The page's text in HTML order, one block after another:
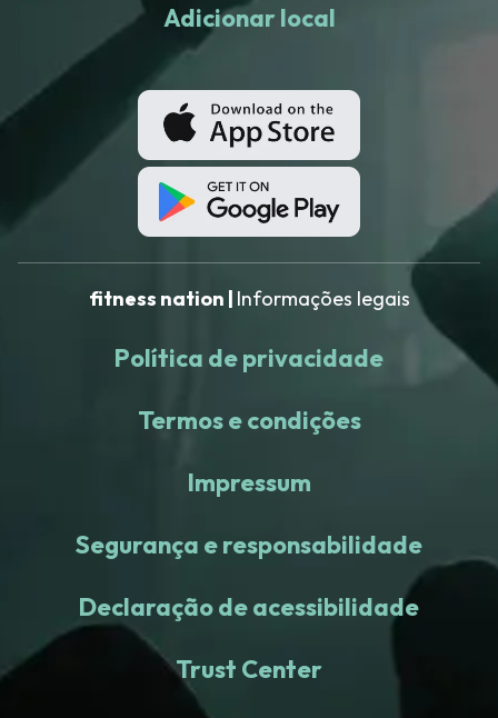
Adicionar local
fitness nation | Informações legais
Política de privacidade
Termos e condições
Impressum
Segurança e responsabilidade
Declaração de acessibilidade
Trust Center